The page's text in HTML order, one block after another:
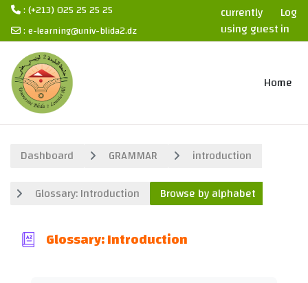
Skip to main content
: (+213) 025 25 25 25
:e-learning@univ-blida2.dz
currently
using guest
access
Log
in
Home
Dashboard GRAMMAR
introduction
Glossary: Introduction
Browse by alphabet
Glossary: Introduction